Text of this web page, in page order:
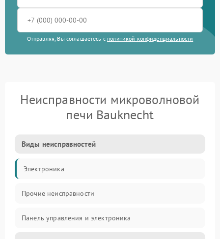
Отправляя, Вы соглашаетесь с политикой конфиденциальности
Неисправности микроволновой
печи Bauknecht
Виды неисправностей
Электроника
Прочие неисправности
Панель управления и электроника